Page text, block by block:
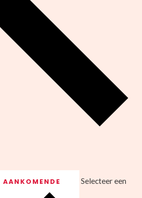
AANKOMENDE Selecteer een